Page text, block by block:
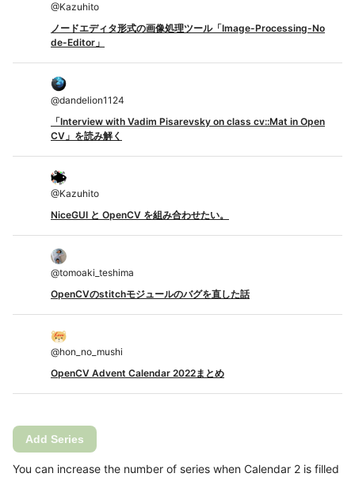
@Kazuhito
ノードエディタ形式の画像処理ツール「Image-Processing-No
de-Editor」
@dandelion1124
「Interview with Vadim Pisarevsky on class cv::Mat in Open
CV」を読み解く
@Kazuhito
NiceGUI と OpenCV を組み合わせたい。
@tomoaki_teshima
OpenCVのstitchモジュールのバグを直した話
@hon_no_mushi
OpenCV Advent Calendar 2022まとめ
Add Series
You can increase the number of series when Calendar 2 is filled